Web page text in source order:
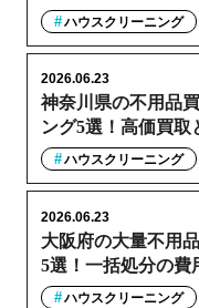
ハウスクリーニング
神奈川県の不用品
ング5選！高価買取
2026.06.23
ハウスクリーニング
大阪府の大量不用
5選！一括処分の費
2026.06.23
ハウスクリーニング